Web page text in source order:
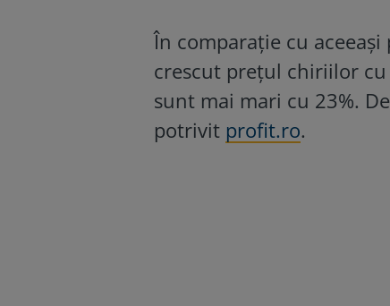
În comparație cu
crescut prețul chiriilor
sunt mai mari cu 23%.
potrivit profit.ro.